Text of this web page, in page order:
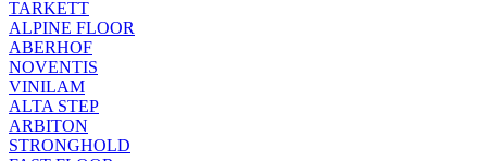
TARKETT
ALPINE FLOOR
ABERHOF
NOVENTIS
VINILAM
ALTA STEP
ARBITON
STRONGHOLD